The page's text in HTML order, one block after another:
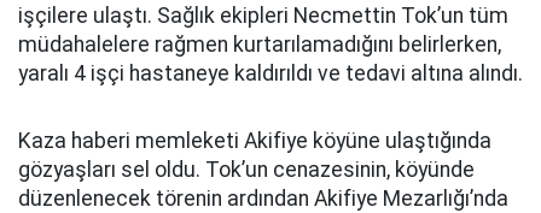
işçilere ulaştı. Sağlık ekipleri Necmettin Tok’un tüm
müdahalelere rağmen kurtarılamadığını belirlerken,
yaralı 4 işçi hastaneye kaldırıldı ve tedavi altına alındı.
Kaza haberi memleketi Akifiye köyüne ulaştığında
gözyaşları sel oldu. Tok’un cenazesinin, köyünde
düzenlenecek törenin ardından Akifiye Mezarlığı’nda